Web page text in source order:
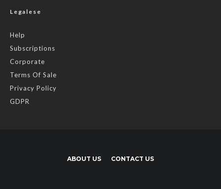
Legalese
Help
Subscriptions
Corporate
Terms Of Sale
Privacy Policy
GDPR
ABOUT US CONTACT US